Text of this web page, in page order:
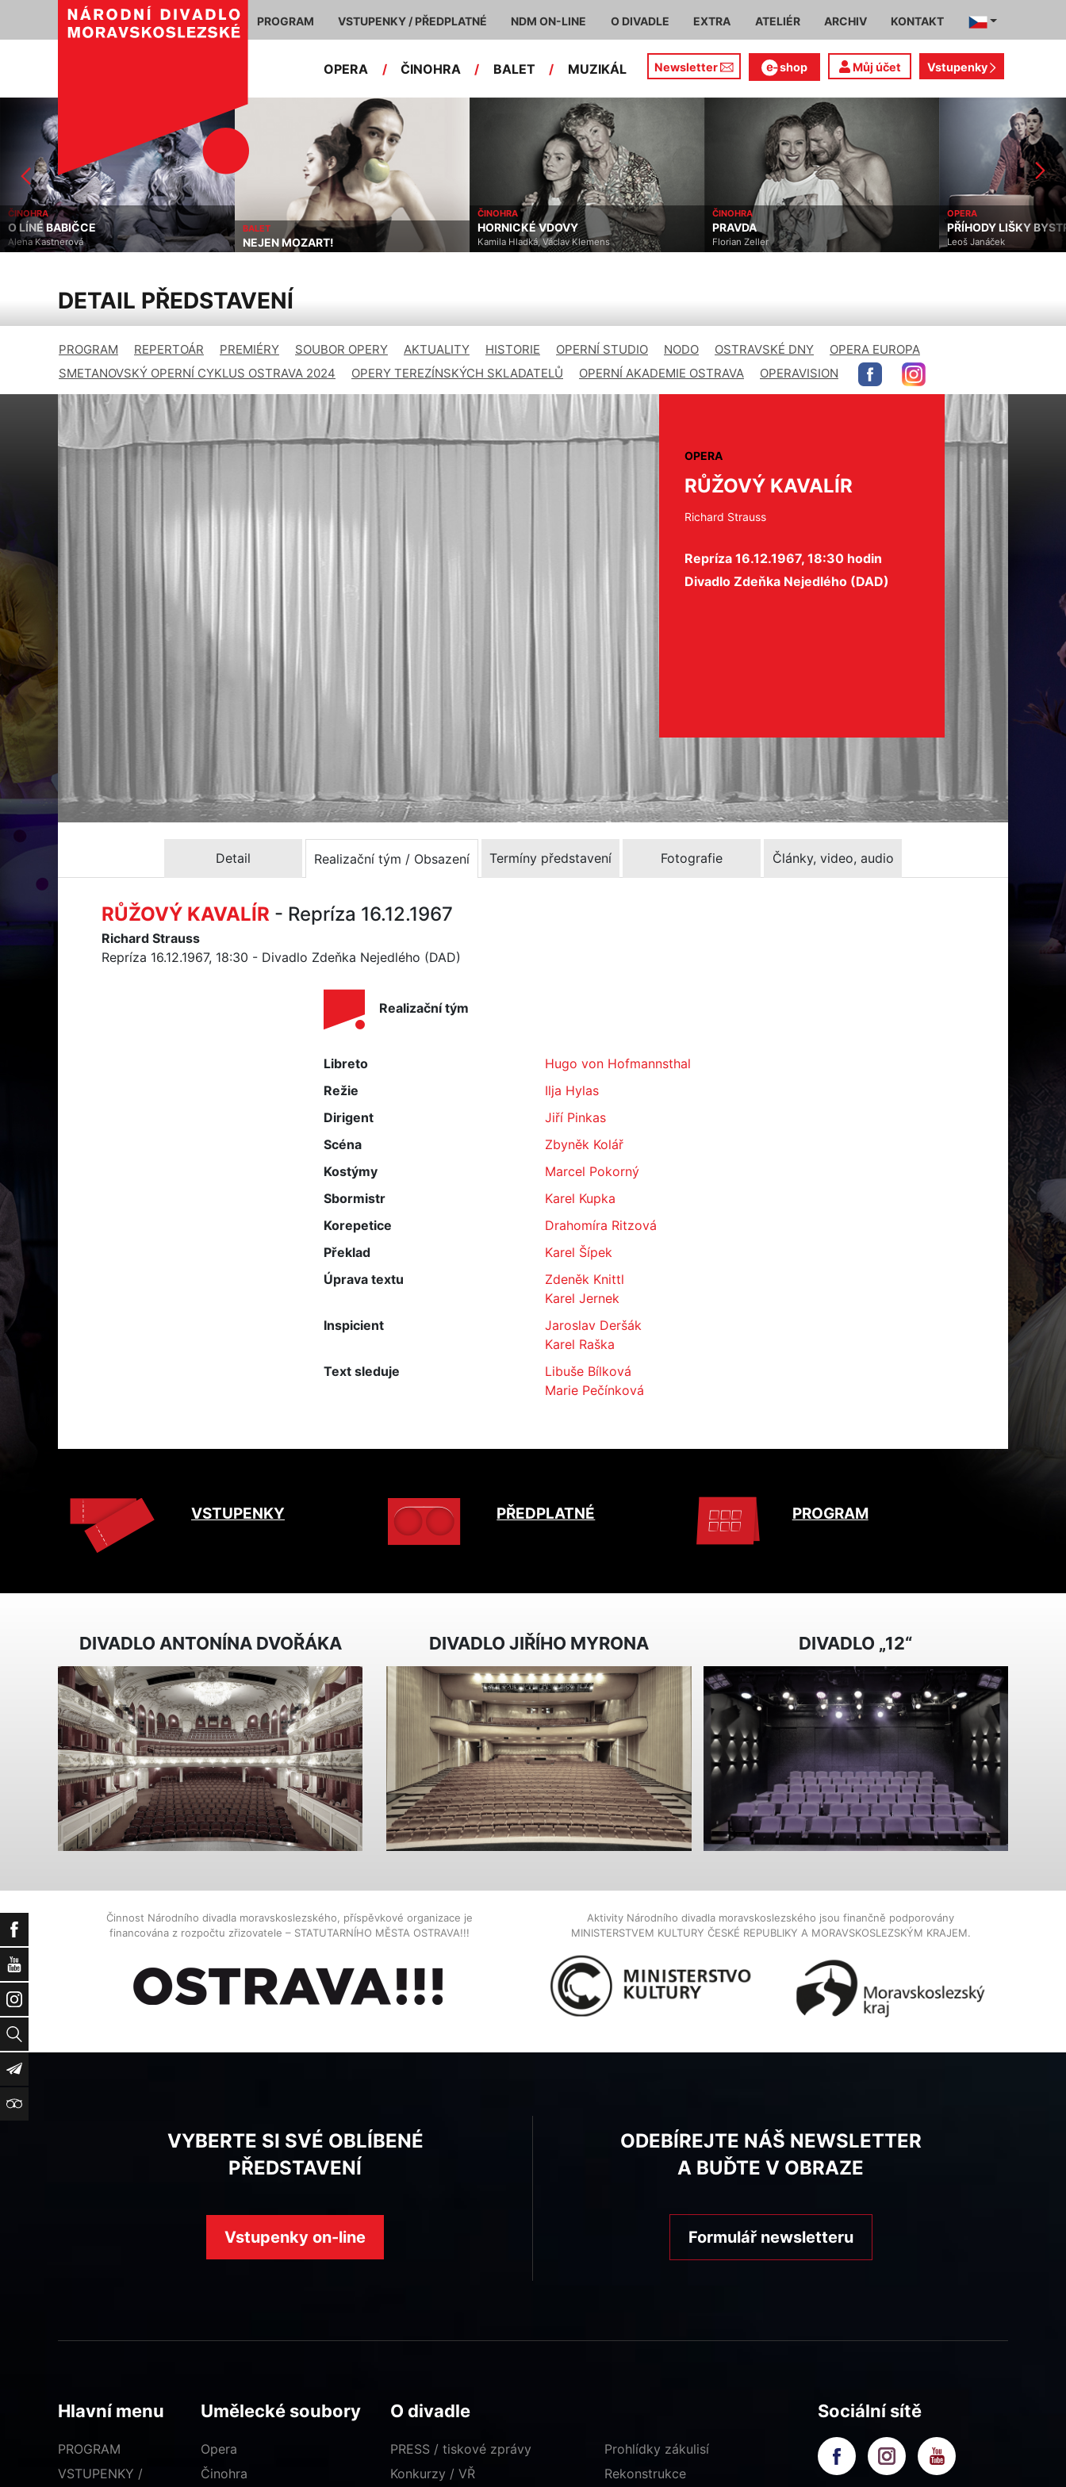
Facebook
YouTube
Instagram
Vyhledat
Newsletter
TripAdvisor
PROGRAM VSTUPENKY / PŘEDPLATNÉ NDM ON-LINE O DIVADLE EXTRA ATELIÉR ARCHIV KONTAKT
OPERA / ČINOHRA / BALET / MUZIKÁL Newsletter shop Můj účet Vstupenky
ČINOHRA
O LÍNÉ BABIČCE
Alena Kastnerová
BALET
NEJEN MOZART!
ČINOHRA
HORNICKÉ VDOVY
Kamila Hladká, Václav Klemens
ČINOHRA
PRAVDA
Florian Zeller
OPERA
PŘÍHODY LIŠKY
Leoš Janáček
DETAIL PŘEDSTAVENÍ
PROGRAM REPERTOÁR PREMIÉRY SOUBOR OPERY AKTUALITY HISTORIE OPERNÍ STUDIO NODO OSTRAVSKÉ DNY
OPERA EUROPA
SMETANOVSKÝ OPERNÍ CYKLUS OSTRAVA 2024
OPERY TEREZÍNSKÝCH SKLADATELŮ OPERNÍ AKADEMIE OSTRAVA OPERAVISION
OPERA
RŮŽOVÝ KAVALÍR
Richard Strauss
Repríza 16.12.1967, 18:30 hodin
Divadlo Zdeňka Nejedlého (DAD)
Detail Realizační tým / Obsazení Termíny představení Fotografie Články, video, audio
RŮŽOVÝ KAVALÍR - Repríza 16.12.1967
Richard Strauss
Repríza 16.12.1967, 18:30 - Divadlo Zdeňka Nejedlého (DAD)
Realizační tým
Libreto
Hugo von Hofmannsthal
Režie
Ilja Hylas
Dirigent
Jiří Pinkas
Scéna
Zbyněk Kolář
Kostýmy
Marcel Pokorný
Sbormistr
Karel Kupka
Korepetice
Drahomíra Ritzová
Překlad
Karel Šípek
Úprava textu
Zdeněk Knittl
Karel Jernek
Inspicient
Jaroslav Deršák
Karel Raška
Text sleduje
Libuše Bílková
Marie Pečínková
VSTUPENKY PŘEDPLATNÉ PROGRAM
DIVADLO ANTONÍNA DVOŘÁKA DIVADLO JIŘÍHO MYRONA DIVADLO „12“
Činnost Národního divadla moravskoslezského, příspěvkové organizace je
financována z rozpočtu zřizovatele – STATUTARNÍHO MĚSTA OSTRAVA!!!
Aktivity Národního divadla moravskoslezského jsou finančně podporovány
MINISTERSTVEM KULTURY ČESKÉ REPUBLIKY A MORAVSKOSLEZSKÝM KRAJEM.
VYBERTE SI SVÉ OBLÍBENÉ
PŘEDSTAVENÍ
Vstupenky on-line
ODEBÍREJTE NÁŠ NEWSLETTER
A BUĎTE V OBRAZE
Formulář newsletteru
Hlavní menu
PROGRAM
VSTUPENKY /
Umělecké soubory
Opera
Činohra
O divadle
PRESS / tiskové zprávy
Konkurzy / VŘ
Prohlídky zákulisí
Rekonstrukce
Sociální sítě